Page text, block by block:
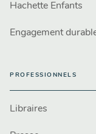
Hachette Enfants
Engagement
PROFESSIONNELS
Libraires